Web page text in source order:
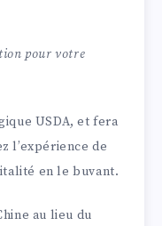
pour votre
USDA, et fera
l’expérience de
en le buvant.
au lieu du